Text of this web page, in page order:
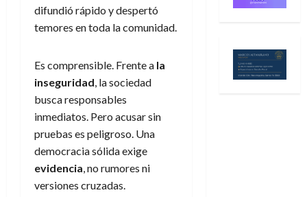
difundió rápido y despertó
temores en toda la comunidad.
Es comprensible. Frente a la
inseguridad , la sociedad
busca responsables
inmediatos. Pero acusar sin
pruebas es peligroso. Una
democracia sólida exige
evidencia , no rumores ni
versiones cruzadas.